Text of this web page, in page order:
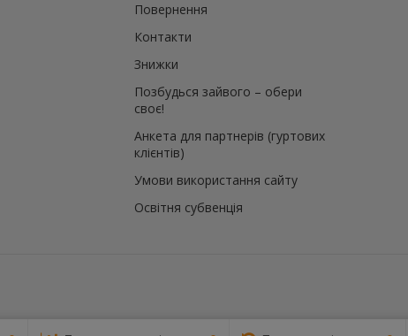
Повернення
Контакти
Знижки
Позбудься зайвого – обери
своє!
Анкета для партнерів (гуртових
клієнтів)
Умови використання сайту
Освітня субвенція